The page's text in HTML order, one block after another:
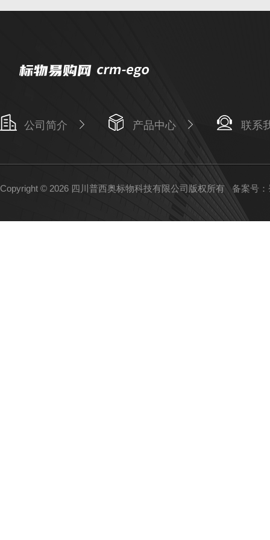
公司简介 产品中心 联系
Copyright © 2026 四川普西奥标物科技有限公司版权所有 备案号：